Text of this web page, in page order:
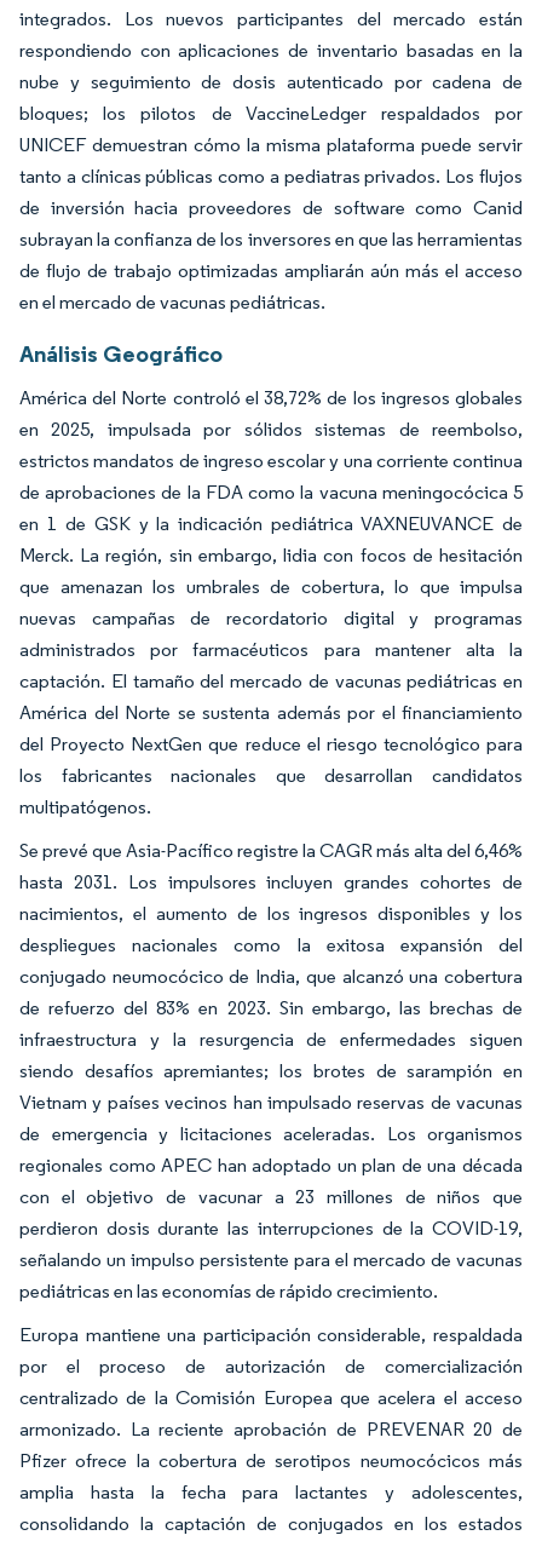
integrados. Los nuevos participantes del mercado están
respondiendo con aplicaciones de inventario basadas en la
nube y seguimiento de dosis autenticado por cadena de
bloques; los pilotos de VaccineLedger respaldados por
UNICEF demuestran cómo la misma plataforma puede servir
tanto a clínicas públicas como a pediatras privados. Los flujos
de inversión hacia proveedores de software como Canid
subrayan la confianza de los inversores en que las herramientas
de flujo de trabajo optimizadas ampliarán aún más el acceso
en el mercado de vacunas pediátricas.
Análisis Geográfico
América del Norte controló el 38,72% de los ingresos globales
en 2025, impulsada por sólidos sistemas de reembolso,
estrictos mandatos de ingreso escolar y una corriente continua
de aprobaciones de la FDA como la vacuna meningocócica 5
en 1 de GSK y la indicación pediátrica VAXNEUVANCE de
Merck. La región, sin embargo, lidia con focos de hesitación
que amenazan los umbrales de cobertura, lo que impulsa
nuevas campañas de recordatorio digital y programas
administrados por farmacéuticos para mantener alta la
captación. El tamaño del mercado de vacunas pediátricas en
América del Norte se sustenta además por el financiamiento
del Proyecto NextGen que reduce el riesgo tecnológico para
los fabricantes nacionales que desarrollan candidatos
multipatógenos.
Se prevé que Asia-Pacífico registre la CAGR más alta del 6,46%
hasta 2031. Los impulsores incluyen grandes cohortes de
nacimientos, el aumento de los ingresos disponibles y los
despliegues nacionales como la exitosa expansión del
conjugado neumocócico de India, que alcanzó una cobertura
de refuerzo del 83% en 2023. Sin embargo, las brechas de
infraestructura y la resurgencia de enfermedades siguen
siendo desafíos apremiantes; los brotes de sarampión en
Vietnam y países vecinos han impulsado reservas de vacunas
de emergencia y licitaciones aceleradas. Los organismos
regionales como APEC han adoptado un plan de una década
con el objetivo de vacunar a 23 millones de niños que
perdieron dosis durante las interrupciones de la COVID-19,
señalando un impulso persistente para el mercado de vacunas
pediátricas en las economías de rápido crecimiento.
Europa mantiene una participación considerable, respaldada
por el proceso de autorización de comercialización
centralizado de la Comisión Europea que acelera el acceso
armonizado. La reciente aprobación de PREVENAR 20 de
Pfizer ofrece la cobertura de serotipos neumocócicos más
amplia hasta la fecha para lactantes y adolescentes,
consolidando la captación de conjugados en los estados